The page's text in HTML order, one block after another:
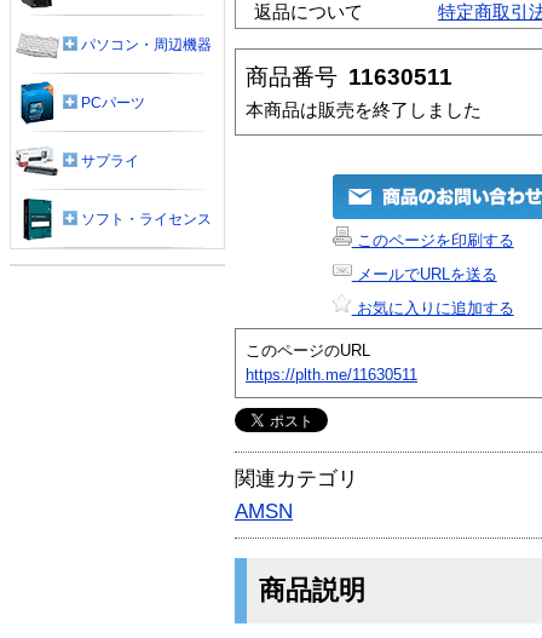
返品について
特定商取引
商品番号 11630511
本商品は販売を終了しました
このページを印刷する
メールでURLを送る
お気に入りに追加する
このページのURL
https://plth.me/11630511
関連カテゴリ
AMSN
商品説明
パソコン・周辺機器
PCパーツ
サプライ
ソフト・ライセンス